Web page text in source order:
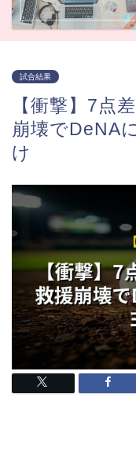
試合結果
【衝撃】7点
崩壊でDeNA
け